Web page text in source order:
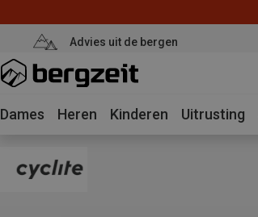
Advies uit de bergen
Dames Heren Kinderen Uitrusting